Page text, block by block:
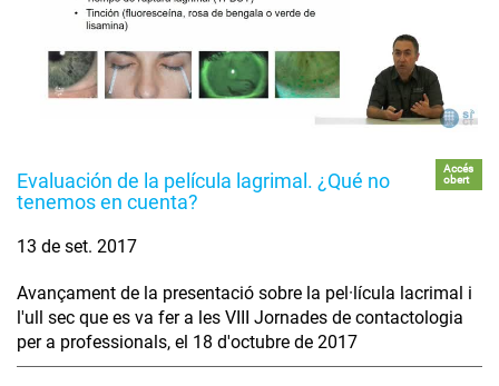
Evaluación de la película lagrimal. ¿Qué no
tenemos en cuenta?
Accés
obert
13 de set. 2017
Avançament de la presentació sobre la pel·lícula lacrimal i
l'ull sec que es va fer a les VIII Jornades de contactologia
per a professionals, el 18 d'octubre de 2017